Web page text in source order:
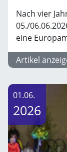
Nach vier
05./
eine
Artikel
01.06.
2026